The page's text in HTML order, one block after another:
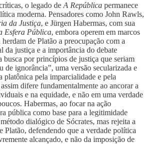
o legado de A República permanece
moderna. Pensadores como John Rawls,
da Justiça, e Jürgen Habermas, com sua
Esfera Pública, embora operem em marcos
de Platão a preocupação com a
da justiça e a importância do debate
busca por princípios de justiça que seriam
de ignorância”, uma versão secularizada e
platônica pela imparcialidade e pela
difere fundamentalmente ao ancorar a
e na equidade, e não em uma verdade
Habermas, ao focar na ação
pública como base para a legitimidade
dialógico de Sócrates, mas rejeita a
Platão, defendendo que a verdade política
alcançado, e não da imposição de